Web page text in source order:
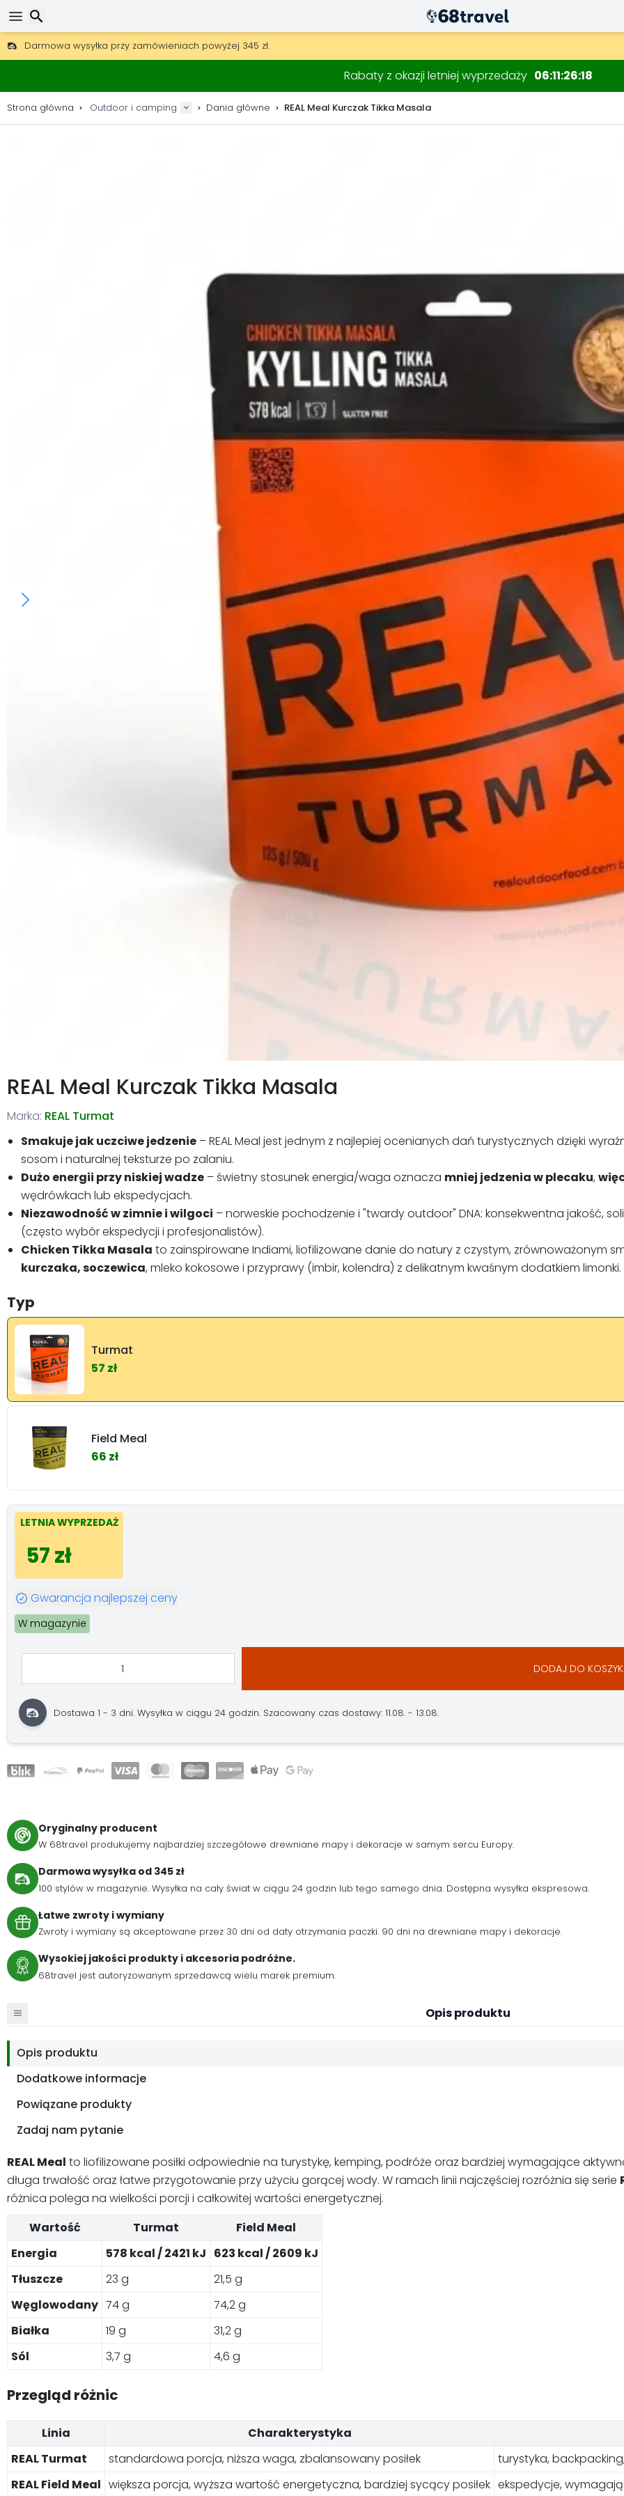
Darmowa wysyłka przy zamówieniach powyżej 345 zł.
30 dni na zwrot, 90 dni na drewniane mapy i dekoracje.
Rabaty z okazji letniej wyprzedaży 06 11 26 17
Strona główna Outdoor i camping Dania główne REAL Meal Kurczak Tikka Masala
REAL Meal Kurczak Tikka Masala
Marka: REAL Turmat
Smakuje jak uczciwe jedzenie – REAL Meal jest jednym z najlepiej ocenianych dań turystycznych dzięki
sosom i naturalnej teksturze po zalaniu.
Dużo energii przy niskiej wadze – świetny stosunek energia/waga oznacza mniej jedzenia w plecaku,
wędrówkach lub ekspedycjach.
Niezawodność w zimnie i wilgoci – norweskie pochodzenie i "twardy outdoor" DNA: konsekwentna jakość,
(często wybór ekspedycji i profesjonalistów).
Chicken Tikka Masala to zainspirowane Indiami, liofilizowane danie do natury z czystym, zrównoważonym
kurczaka, soczewica, mleko kokosowe i przyprawy (imbir, kolendra) z delikatnym kwaśnym dodatkiem limonki.
Typ
Turmat
57 zł
Field Meal
66 zł
LETNIA WYPRZEDAŻ
57 zł
Gwarancja najlepszej ceny
W magazynie
DODAJ DO
Dostawa 1 - 3 dni.Wysyłka w ciągu 24 godzin. Szacowany czas dostawy: 11.08. - 13.08.
Oryginalny producent
W 68travel produkujemy najbardziej szczegółowe drewniane mapy i dekoracje w samym sercu Europy.
Darmowa wysyłka od 345 zł
100 stylów w magazynie. Wysyłka na cały świat w ciągu 24 godzin lub tego samego dnia. Dostępna wysyłka ekspresowa.
Łatwe zwroty i wymiany
Zwroty i wymiany są akceptowane przez 30 dni od daty otrzymania paczki. 90 dni na drewniane mapy i dekoracje.
Wysokiej jakości produkty i akcesoria podróżne.
68travel jest autoryzowanym sprzedawcą wielu marek premium.
Opis produktu
Opis produktu
Dodatkowe informacje
Powiązane produkty
Zadaj nam pytanie
REAL Meal to liofilizowane posiłki odpowiednie na turystykę, kemping, podróże oraz bardziej wymagające
długa trwałość oraz łatwe przygotowanie przy użyciu gorącej wody. W ramach linii najczęściej rozróżnia się serie
różnica polega na wielkości porcji i całkowitej wartości energetycznej.
Wartość
Turmat
Field Meal
Energia
578 kcal / 2421 kJ 623 kcal / 2609 kJ
Tłuszcze
23 g
21,5 g
Węglowodany 74 g
74,2 g
Białka
19 g
31,2 g
Sól
3,7 g 4,6 g
Przegląd różnic
Linia
Charakterystyka
REAL Turmat
standardowa porcja, niższa waga, zbalansowany posiłek
turystyka,
REAL Field Meal większa porcja, wyższa wartość energetyczna, bardziej sycący posiłek ekspedycje,